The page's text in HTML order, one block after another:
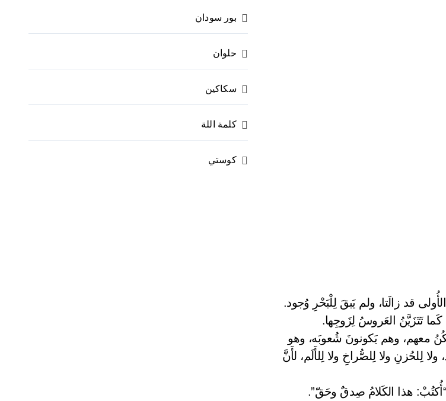
قد زالَتا، ولم يَبقَ لِلْبَحْرِ وُجود.
كَما تَتَزَيَّنُ العَروسُ لِزَوجِها.
معهم، وهم يَكونونَ شُعوبَه، وهو
لِلحُزنِ ولا لِلصُّراخِ ولا لِلأَلَم، لأَنَّ
هذا الكَلامُ صِدقٌ وحَقّ”.
بور سودان
حلوان
سكاكين
كلمة اللة
كوستي